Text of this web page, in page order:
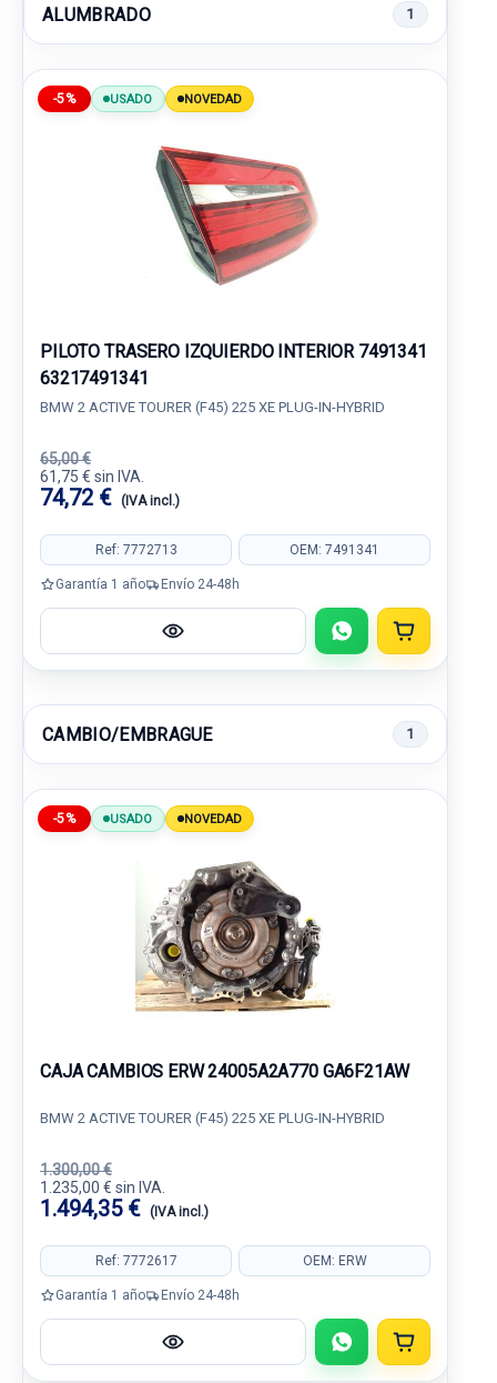
ALUMBRADO 1
-5% USADO NOVEDAD
PILOTO TRASERO IZQUIERDO INTERIOR 7491341
63217491341
BMW 2 ACTIVE TOURER (F45) 225 XE PLUG-IN-HYBRID
65,00 €
61,75 € sin IVA.
74,72 € (IVA incl.)
Ref: 7772713 OEM: 7491341
Garantía 1 año Envío 24-48h
CAMBIO/EMBRAGUE 1
-5% USADO NOVEDAD
CAJA CAMBIOS ERW 24005A2A770 GA6F21AW
BMW 2 ACTIVE TOURER (F45) 225 XE PLUG-IN-HYBRID
1.300,00 €
1.235,00 € sin IVA.
1.494,35 € (IVA incl.)
Ref: 7772617 OEM: ERW
Garantía 1 año Envío 24-48h